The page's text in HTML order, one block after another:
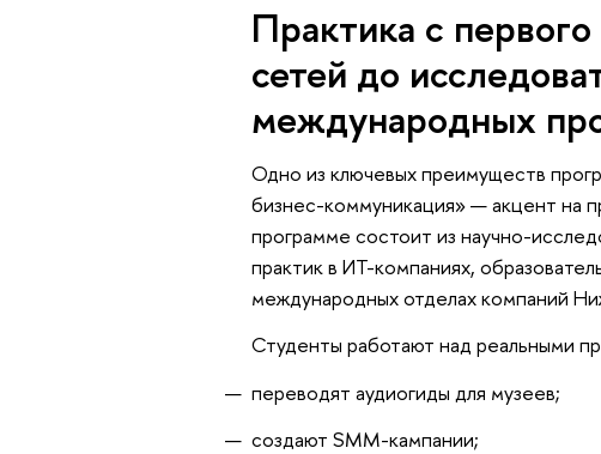
Практика с
сетей до
международных
Одно из ключевых преимуществ
бизнес-коммуникация» — акцент на
программе состоит из научно-
практик в ИТ-компаниях,
международных отделах компаний
Студенты работают над реальными
переводят аудиогиды для музеев;
создают SMM-кампании;